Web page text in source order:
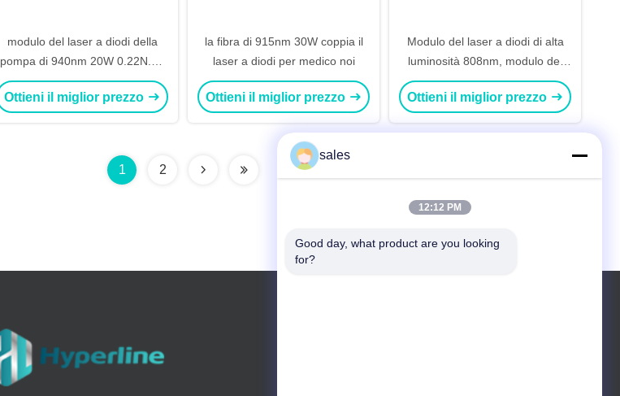
modulo del laser a diodi della
pompa di 940nm 20W 0.22N.A.,
laser a diodi medico
Ottieni il miglior prezzo
la fibra di 915nm 30W coppia il
laser a diodi per medico noi
Ottieni il miglior prezzo
Modulo del laser a diodi di alta
luminosità 808nm, modulo del
diodo laser 60W di 106.5μm
Ottieni il miglior prezzo
1 2
sales
12:12 PM
Good day, what product are you looking
for?